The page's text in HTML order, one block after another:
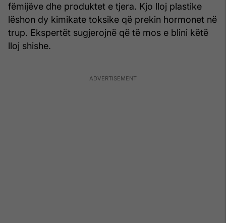
fëmijëve dhe produktet e tjera. Kjo lloj plastike
lëshon dy kimikate toksike që prekin hormonet në
trup. Ekspertët sugjerojnë që të mos e blini këtë
lloj shishe.